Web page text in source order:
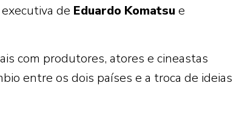
de Eduardo Komatsu e
com produtores, atores e cineastas
entre os dois países e a troca de ideias